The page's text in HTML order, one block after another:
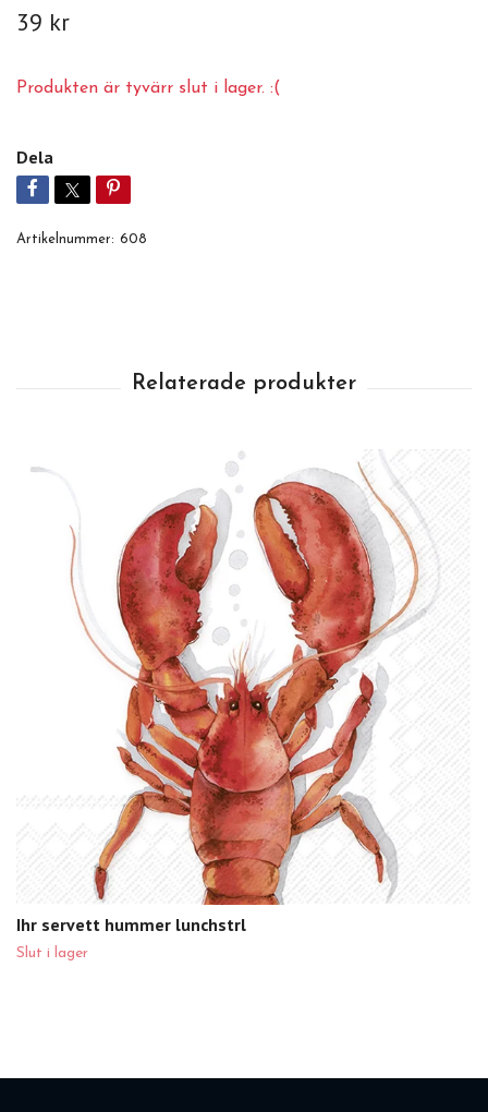
39 kr
Produkten är tyvärr slut i lager. :(
Dela
Artikelnummer: 608
Ihr servett hummer lunchstrl
Slut i lager